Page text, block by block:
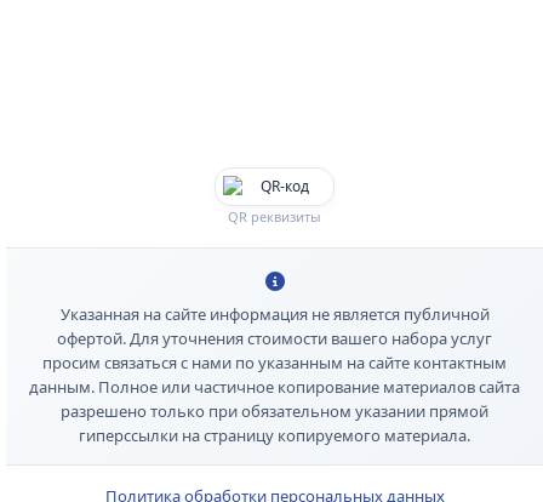
QR реквизиты
Указанная на сайте информация не является публичной
офертой. Для уточнения стоимости вашего набора услуг
просим связаться с нами по указанным на сайте контактным
данным. Полное или частичное копирование материалов сайта
разрешено только при обязательном указании прямой
гиперссылки на страницу копируемого материала.
Политика обработки персональных данных